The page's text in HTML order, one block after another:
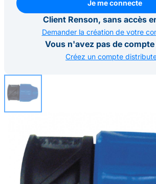
Je me connecte
Je me connecte
Client Renson, sans accès
Demander la création de votre
Vous n'avez pas de
Créez un compte